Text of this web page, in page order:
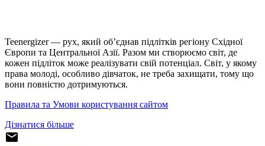
Teenergizer — рух, який об’єднав підлітків регіону Східної
Європи та Центральної Азії. Разом ми створюємо світ, де
кожен підліток може реалізувати свій потенціал. Світ, у якому
права молоді, особливо дівчаток, не треба захищати, тому що
вони повністю дотримуються.
Правила та Умови користування сайтом
Дізнатися більше